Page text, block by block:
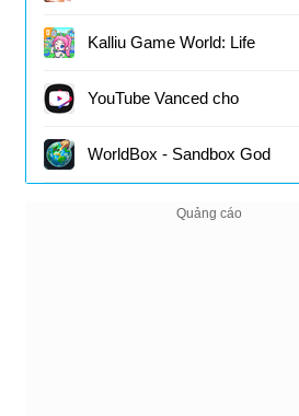
9 Tuổi cho Android 1.126
Kalliu Game World: Life
Story cho Android 8.75
YouTube Vanced cho
Android 18.21
WorldBox - Sandbox God